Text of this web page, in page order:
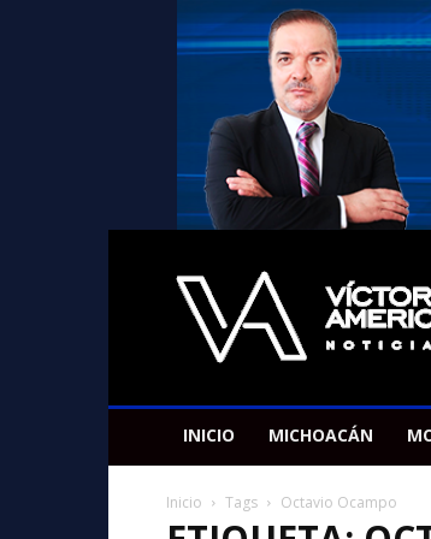
Americano
Victor
INICIO MICHOACÁN
Inicio Tags Octavio Ocampo